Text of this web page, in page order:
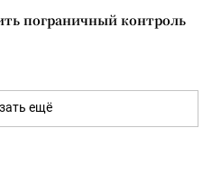
пограничный контроль
ещё